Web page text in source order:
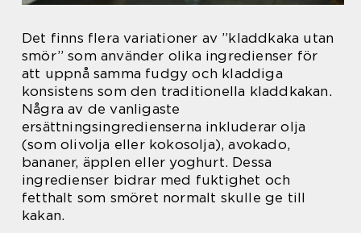
Det finns flera variationer av ”kladdkaka utan
smör” som använder olika ingredienser för
att uppnå samma fudgy och kladdiga
konsistens som den traditionella kladdkakan.
Några av de vanligaste
ersättningsingredienserna inkluderar olja
(som olivolja eller kokosolja), avokado,
bananer, äpplen eller yoghurt. Dessa
ingredienser bidrar med fuktighet och
fetthalt som smöret normalt skulle ge till
kakan.